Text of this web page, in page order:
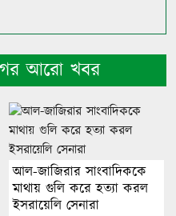
আরো খবর
আল-জাজিরার সাংবাদিককে
মাথায় গুলি করে হত্যা করল
ইসরায়েলি সেনারা